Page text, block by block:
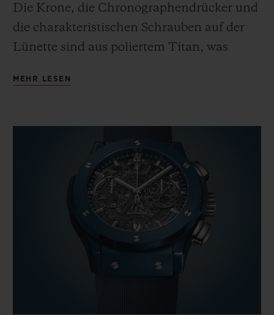
Die Krone, die Chronographendrücker und
die charakteristischen Schrauben auf der
Lünette sind aus poliertem Titan, was
ist ihr tiefes, dreidimensionales Zifferblatt.
Die grafische Wirkung ist der
architektonischen Form der geschwärzten
Brücken des skelettierten Kalibers HUB1155
zu verdanken, die gleichzeitig als Basis für
ein Zifferblatt aus transparentem
Saphirglas dienen. Auf dem Zifferblatt
scheinen die applizierten Stundenindizes
MEHR LESEN